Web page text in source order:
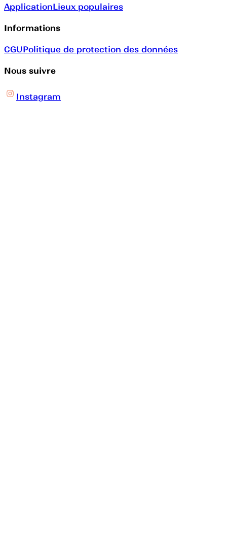
ApplicationLieux populaires
Informations
CGUPolitique de protection des données
Nous suivre
Instagram